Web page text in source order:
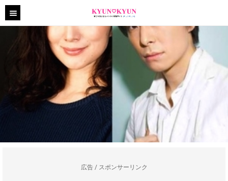
広告 / スポンサーリンク